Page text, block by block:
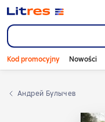
Kod promocyjny Nowości
Андрей Булычев